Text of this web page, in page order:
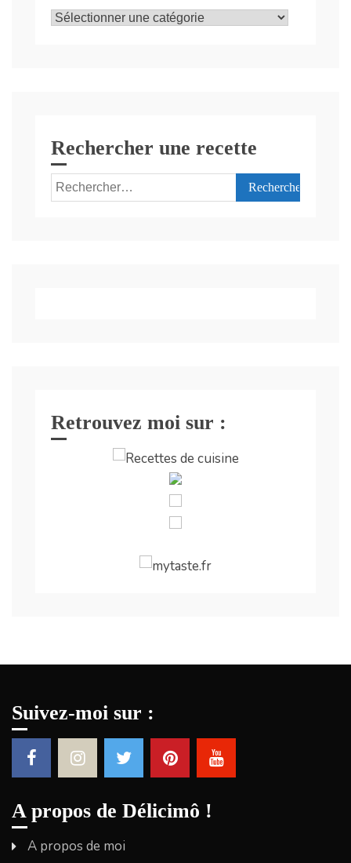
Recettes
Rechercher une recette
Rechercher :
Retrouvez moi sur :
Suivez-moi sur :
A propos de Délicimô !
A propos de moi